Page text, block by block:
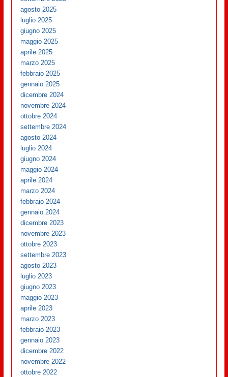
agosto 2025
luglio 2025
giugno 2025
maggio 2025
aprile 2025
marzo 2025
febbraio 2025
gennaio 2025
dicembre 2024
novembre 2024
ottobre 2024
settembre 2024
agosto 2024
luglio 2024
giugno 2024
maggio 2024
aprile 2024
marzo 2024
febbraio 2024
gennaio 2024
dicembre 2023
novembre 2023
ottobre 2023
settembre 2023
agosto 2023
luglio 2023
giugno 2023
maggio 2023
aprile 2023
marzo 2023
febbraio 2023
gennaio 2023
dicembre 2022
novembre 2022
ottobre 2022